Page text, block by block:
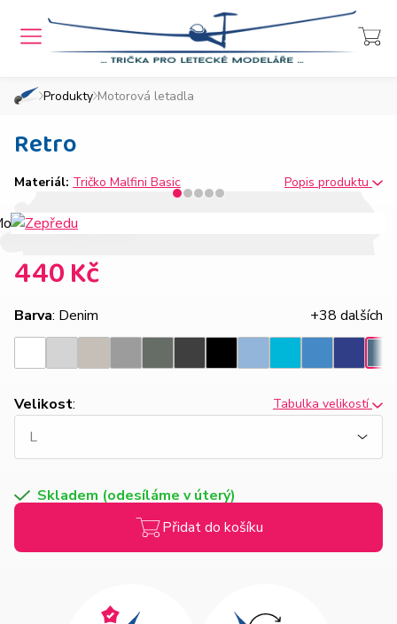
Domů Chcete také takový e-shop?
Přihlášení
»
Produkty »
Motorová letadla
Retro
Materiál: Tričko Malfini Basic Popis produktu
440 Kč
Barva: Denim
+38 dalších
šedýšedášedýbřidlicegray
modrá
modrámodrá
Velikost: Tabulka velikostí
Skladem (odesíláme v úterý)
Přidat do košíku